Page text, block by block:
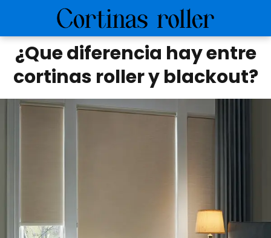
¿Que diferencia hay entre
cortinas roller y blackout?